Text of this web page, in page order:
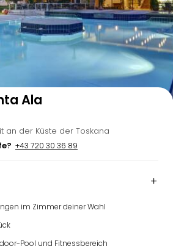
Auf der Karte anzeigen
Ala
an der Küste der Toskana
+43 720 30 36 89
im Zimmer deiner Wahl
Pool und Fitnessbereich